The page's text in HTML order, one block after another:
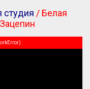
студия / Белая